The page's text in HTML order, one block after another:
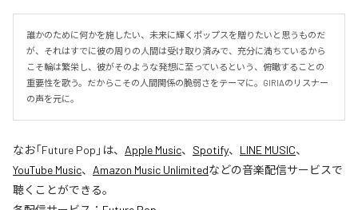
誰かのために何かを施したい、未来に輝くポップスを贈りたいと思うものだ
が、それはすでに彼の周りの人間は受け取り済みで、充分に満ちているから
こそ輪は繁栄し、彼がそのような発想に至っているという、俯瞰することの
重要性を歌う。だからこその人間関係の脆弱さをテーマに。GIRIAのリスナー
の声を元に。
なお「Future Pop 」は、 Apple Music、 Spotify、 LINE MUSIC、
YouTube Music、 Amazon Music Unlimitedなどの音楽配信サービスで
聴くことができる。